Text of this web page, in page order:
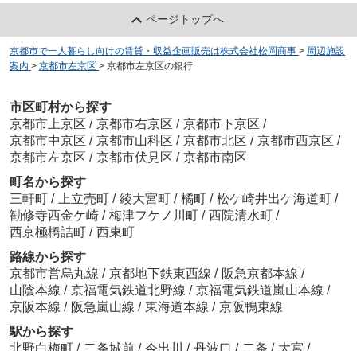
ページトップへ
京都市で一人暮らし向けの賃貸・収益企画販売は株式会社松岡商事 > 周辺施設
案内 > 京都市左京区 > 京都市左京区の銀行
市区町村から探す
京都市上京区 / 京都市右京区 / 京都市下京区 /
京都市中京区 / 京都市山科区 / 京都市北区 / 京都市西京区 /
京都市左京区 / 京都市伏見区 / 京都市南区
町名から探す
三軒町 / 上立売町 / 綾大宮町 / 橘町 / 松ケ崎井出ケ海道町 /
勧修寺西金ケ崎 / 梅津フケノ川町 / 西院清水町 /
西京極橋詰町 / 西東町
路線から探す
京都市営烏丸線 / 京都地下鉄東西線 / 阪急京都本線 /
山陰本線 / 京福電気鉄道北野線 / 京福電気鉄道嵐山本線 /
京阪本線 / 阪急嵐山線 / 東海道本線 / 京阪鴨東線
駅から探す
北野白梅町 / 二条城前 / 今出川 / 丹波口 / 二条 / 大宮 /